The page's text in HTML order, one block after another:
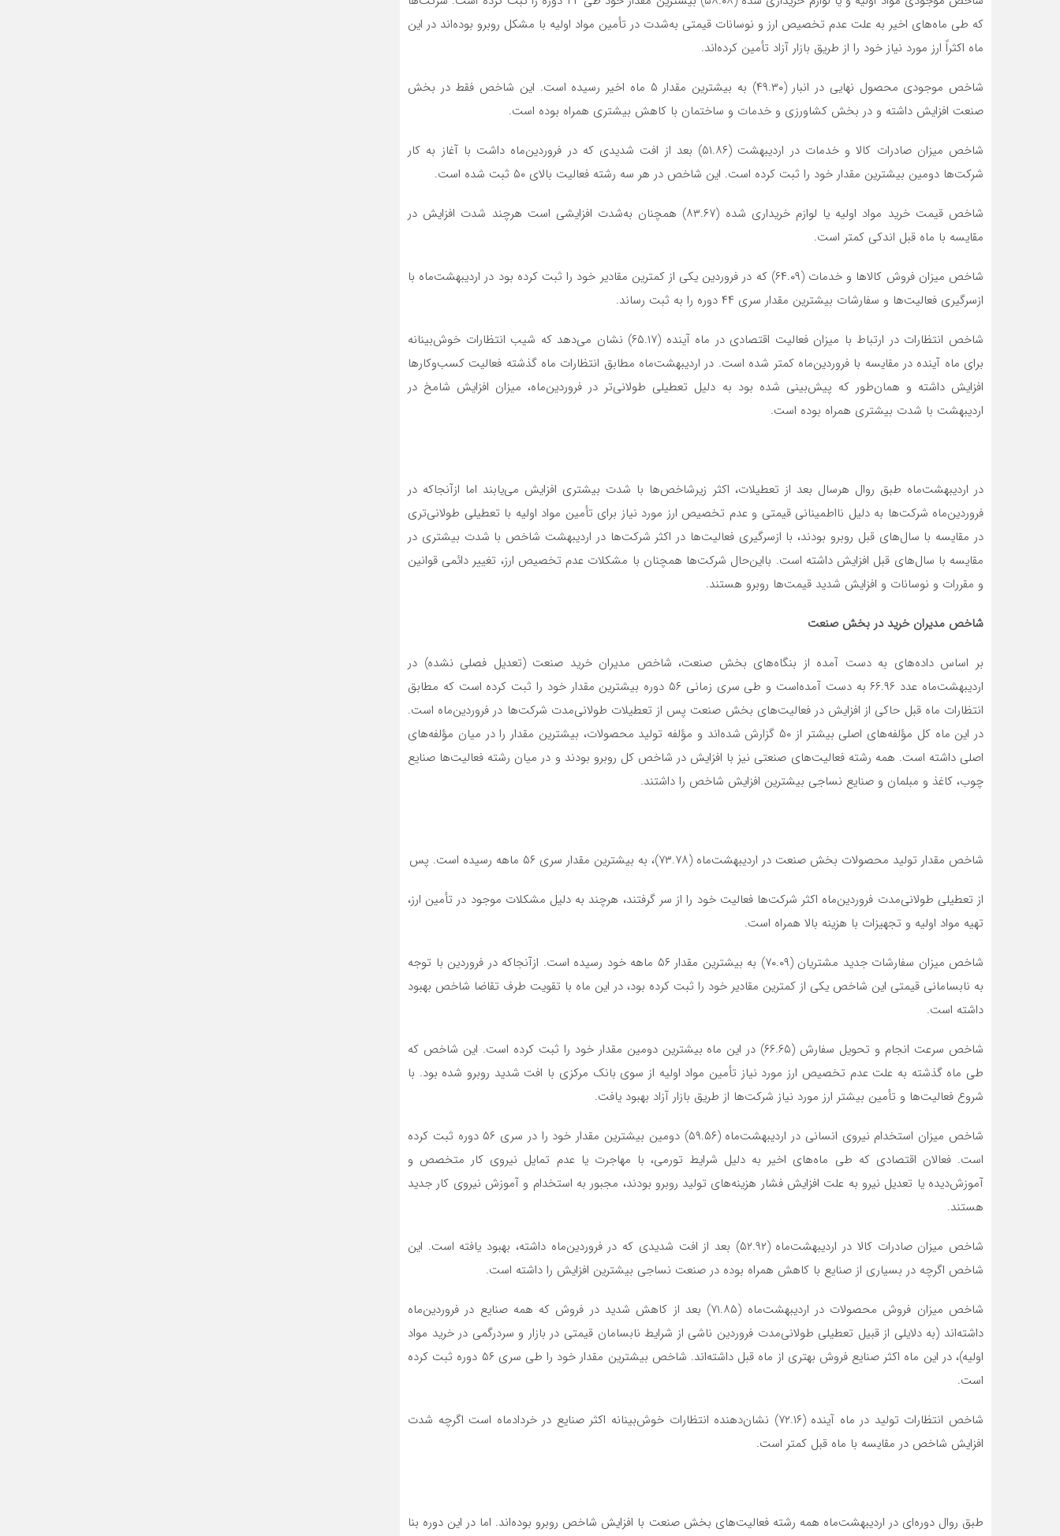
که طی ماه‌های اخیر به علت عدم تخصیص ارز و نوسانات قیمتی به‌شدت در تأمین مواد اولیه با مشکل روبرو بوده‌اند در این
ماه اکثراً ارز مورد نیاز خود را از طریق بازار آزاد تأمین کرده‌اند.
شاخص موجودی محصول نهایی در انبار (۴۹.۳۰) به بیشترین مقدار ۵ ماه اخیر رسیده است. این شاخص فقط در بخش
صنعت افزایش داشته و در بخش کشاورزی و خدمات و ساختمان با کاهش بیشتری همراه بوده است.
شاخص میزان صادرات کالا و خدمات در اردیبهشت (۵۱.۸۶) بعد از افت شدیدی که در فروردین‌ماه داشت با آغاز به کار
شرکت‌ها دومین بیشترین مقدار خود را ثبت کرده است. این شاخص در هر سه رشته فعالیت بالای ۵۰ ثبت شده است.
شاخص قیمت خرید مواد اولیه یا لوازم خریداری شده (۸۳.۶۷) همچنان به‌شدت افزایشی است هرچند شدت افزایش در
مقایسه با ماه قبل اندکی کمتر است.
شاخص میزان فروش کالاها و خدمات (۶۴.۰۹) که در فروردین یکی از کمترین مقادیر خود را ثبت کرده بود در اردیبهشت‌ماه با
ازسرگیری فعالیت‌ها و سفارشات بیشترین مقدار سری ۴۴ دوره را به ثبت رساند.
شاخص انتظارات در ارتباط با میزان فعالیت اقتصادی در ماه آینده (۶۵.۱۷) نشان می‌دهد که شیب انتظارات خوش‌بینانه
برای ماه آینده در مقایسه با فروردین‌ماه کمتر شده است. در اردیبهشت‌ماه مطابق انتظارات ماه گذشته فعالیت کسب‌وکارها
افزایش داشته و همان‌طور که پیش‌بینی شده بود به دلیل تعطیلی طولانی‌تر در فروردین‌ماه، میزان افزایش شامخ در
اردیبهشت با شدت بیشتری همراه بوده است.
در اردیبهشت‌ماه طبق روال هرسال بعد از تعطیلات، اکثر زیرشاخص‌ها با شدت بیشتری افزایش می‌یابند اما ازآنجاکه در
فروردین‌ماه شرکت‌ها به دلیل نااطمینانی قیمتی و عدم تخصیص ارز مورد نیاز برای تأمین مواد اولیه با تعطیلی طولانی‌تری
در مقایسه با سال‌های قبل روبرو بودند، با ازسرگیری فعالیت‌ها در اکثر شرکت‌ها در اردیبهشت شاخص با شدت بیشتری در
مقایسه با سال‌های قبل افزایش داشته است. بااین‌حال شرکت‌ها همچنان با مشکلات عدم تخصیص ارز، تغییر دائمی قوانین
و مقررات و نوسانات و افزایش شدید قیمت‌ها روبرو هستند.
شاخص مدیران خرید در بخش صنعت
بر اساس داده‌های به دست آمده از بنگاه‌های بخش صنعت، شاخص مدیران خرید صنعت (تعدیل فصلی نشده) در
اردیبهشت‌ماه عدد ۶۶.۹۶ به دست آمده‌است و طی سری زمانی ۵۶ دوره بیشترین مقدار خود را ثبت کرده است که مطابق
انتظارات ماه قبل حاکی از افزایش در فعالیت‌های بخش صنعت پس از تعطیلات طولانی‌مدت شرکت‌ها در فروردین‌ماه است.
در این ماه کل مؤلفه‌های اصلی بیشتر از ۵۰ گزارش شده‌اند و مؤلفه تولید محصولات، بیشترین مقدار را در میان مؤلفه‌های
اصلی داشته است. همه رشته فعالیت‌های صنعتی نیز با افزایش در شاخص کل روبرو بودند و در میان رشته فعالیت‌ها صنایع
چوب، کاغذ و مبلمان و صنایع نساجی بیشترین افزایش شاخص را داشتند.
شاخص مقدار تولید محصولات بخش صنعت در اردیبهشت‌ماه (۷۳.۷۸)، به بیشترین مقدار سری ۵۶ ماهه رسیده است. پس
از تعطیلی طولانی‌مدت فروردین‌ماه اکثر شرکت‌ها فعالیت خود را از سر گرفتند، هرچند به دلیل مشکلات موجود در تأمین ارز،
تهیه مواد اولیه و تجهیزات با هزینه بالا همراه است.
شاخص میزان سفارشات جدید مشتریان (۷۰.۰۹) به بیشترین مقدار ۵۶ ماهه خود رسیده است. ازآنجاکه در فروردین با توجه
به نابسامانی قیمتی این شاخص یکی از کمترین مقادیر خود را ثبت کرده بود، در این ماه با تقویت طرف تقاضا شاخص بهبود
داشته است.
شاخص سرعت انجام و تحویل سفارش (۶۶.۶۵) در این ماه بیشترین دومین مقدار خود را ثبت کرده است. این شاخص که
طی ماه گذشته به علت عدم تخصیص ارز مورد نیاز تأمین مواد اولیه از سوی بانک مرکزی با افت شدید روبرو شده بود. با
شروع فعالیت‌ها و تأمین بیشتر ارز مورد نیاز شرکت‌ها از طریق بازار آزاد بهبود یافت.
شاخص میزان استخدام نیروی انسانی در اردیبهشت‌ماه (۵۹.۵۶) دومین بیشترین مقدار خود را در سری ۵۶ دوره ثبت کرده
است. فعالان اقتصادی که طی ماه‌های اخیر به دلیل شرایط تورمی، با مهاجرت یا عدم تمایل نیروی کار متخصص و
آموزش‌دیده یا تعدیل نیرو به علت افزایش فشار هزینه‌های تولید روبرو بودند، مجبور به استخدام و آموزش نیروی کار جدید
هستند.
شاخص میزان صادرات کالا در اردیبهشت‌ماه (۵۲.۹۲) بعد از افت شدیدی که در فروردین‌ماه داشته، بهبود یافته است. این
شاخص اگرچه در بسیاری از صنایع با کاهش همراه بوده در صنعت نساجی بیشترین افزایش را داشته است.
شاخص میزان فروش محصولات در اردیبهشت‌ماه (۷۱.۸۵) بعد از کاهش شدید در فروش که همه صنایع در فروردین‌ماه
داشته‌اند (به دلایلی از قبیل تعطیلی طولانی‌مدت فروردین ناشی از شرایط نابسامان قیمتی در بازار و سردرگمی در خرید مواد
اولیه)، در این ماه اکثر صنایع فروش بهتری از ماه قبل داشته‌اند. شاخص بیشترین مقدار خود را طی سری ۵۶ دوره ثبت کرده
است.
شاخص انتظارات تولید در ماه آینده (۷۲.۱۶) نشان‌دهنده انتظارات خوش‌بینانه اکثر صنایع در خردادماه است اگرچه شدت
افزایش شاخص در مقایسه با ماه قبل کمتر است.
طبق روال دوره‌ای در اردیبهشت‌ماه همه رشته فعالیت‌های بخش صنعت با افزایش شاخص روبرو بوده‌اند. اما در این دوره بنا